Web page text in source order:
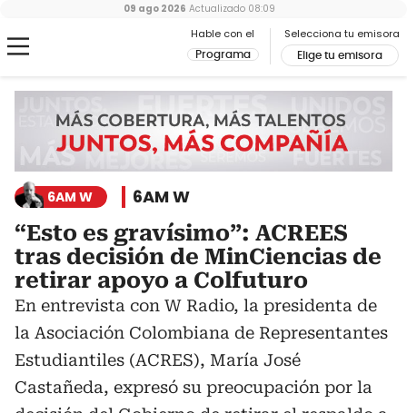
Hable con el
Programa
Selecciona tu emisora
Elige tu emisora
09 ago 2026 Actualizado 08:09
6AM W 6AM W
“Esto es gravísimo”: ACREES
tras decisión de MinCiencias de
retirar apoyo a Colfuturo
En entrevista con W Radio, la presidenta de
la Asociación Colombiana de Representantes
Estudiantiles (ACRES), María José
Castañeda, expresó su preocupación por la